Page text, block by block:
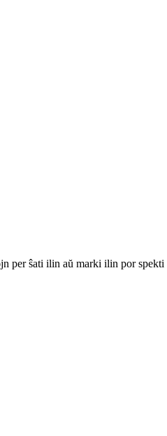
per ŝati ilin aŭ marki ilin por spekti